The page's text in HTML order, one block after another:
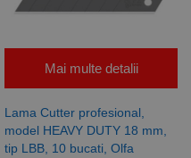
Mai multe detalii
Lama Cutter profesional,
model HEAVY DUTY 18 mm,
tip LBB, 10 bucati, Olfa
uri strict necesare.
1 lună
Acest cookie
este utilizat
Cookie-
Script.com
pentru a
aminti